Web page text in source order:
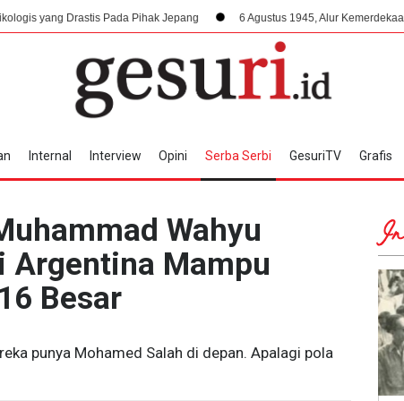
Pada Pihak Jepang 6 Agustus 1945, Alur Kemerdekaan Dipercepat:
Internal Interview Opini Serba Serbi GesuriTV Grafis
Wahyu
Argentina Mampu
Besar
punya Mohamed Salah di depan. Apalagi pola